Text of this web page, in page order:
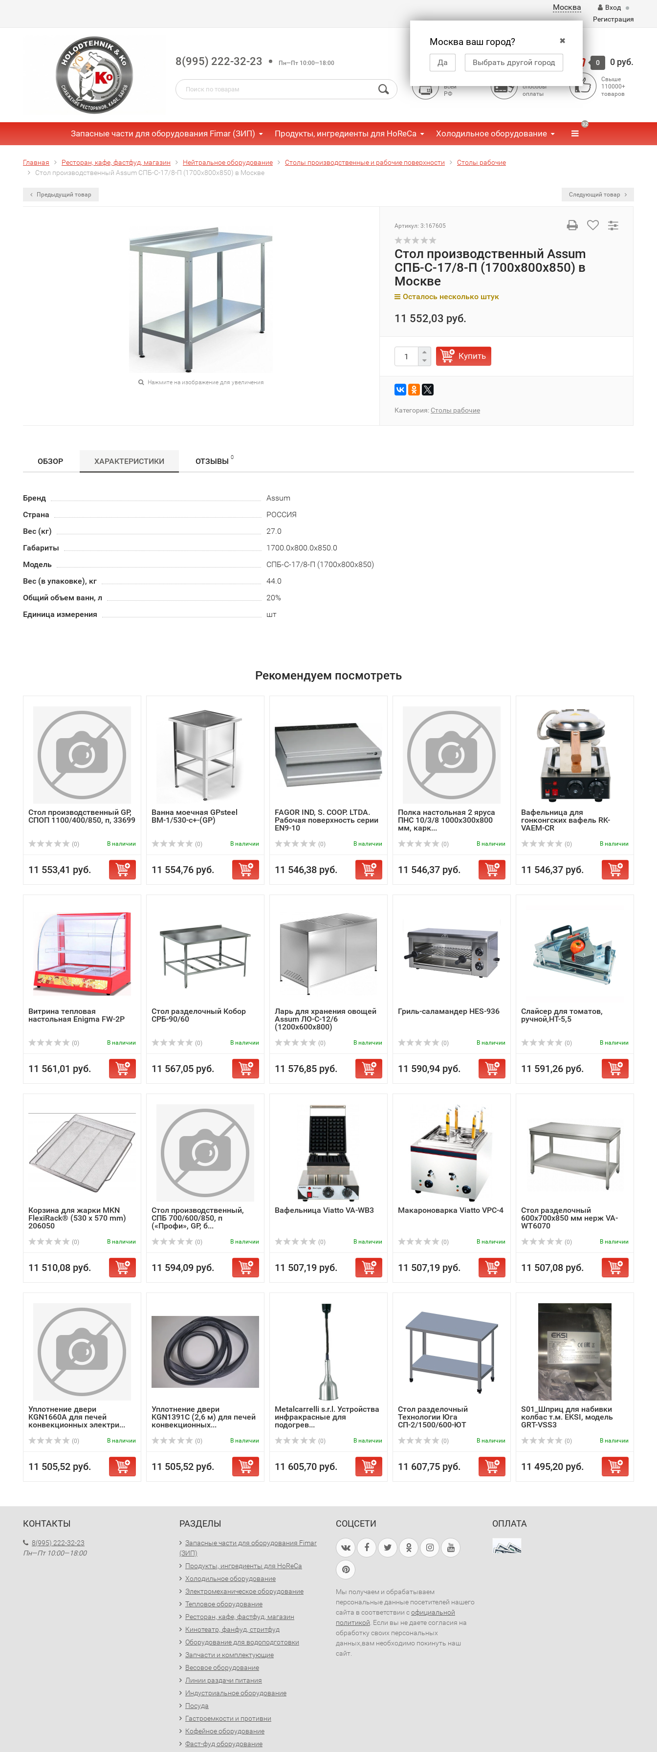
Москва
✖
Москва ваш город?
Да Выбрать другой город
Вход
Регистрация
8(995) 222-32-23 Пн—Пт 10:00—18:00 Корзина 0 0 руб.
всей
РФ
способы
оплаты
Свыше
110000+
товаров
Запасные части для оборудования Fimar (ЗИП) Продукты, ингредиенты для HoReCa Холодильное оборудование
32
Главная Ресторан, кафе, фастфуд, магазин Нейтральное оборудование Столы производственные и рабочие поверхности
Столы рабочие
Стол производственный Assum СПБ-С-17/8-П (1700х800х850) в Москве
Предыдущий товар Следующий товар
Нажмите на изображение для увеличения
Артикул: 3:167605
Стол производственный Assum
СПБ-С-17/8-П (1700х800х850) в
Москве
Осталось несколько штук
11 552,03 руб.
Купить
Категория: Столы рабочие
ОБЗОР ХАРАКТЕРИСТИКИ ОТЗЫВЫ 0
Бренд
Assum
Страна
РОССИЯ
Вес (кг)
27.0
Габариты
1700.0x800.0x850.0
Модель
СПБ-С-17/8-П (1700х800х850)
Вес (в упаковке), кг
44.0
Общий объем ванн, л
20%
Единица измерения
шт
Рекомендуем посмотреть
Стол производственный GP,
СПОП 1100/400/850, п, 33699
(0) В наличии
11 553,41 руб.
Ванна моечная GPsteel
ВМ-1/530-с+-(GP)
(0) В наличии
11 554,76 руб.
FAGOR IND, S. COOP. LTDA.
Рабочая поверхность серии
EN9-10
(0) В наличии
11 546,38 руб.
Полка настольная 2 яруса
ПНС 10/3/8 1000х300х800
мм, карк...
(0) В наличии
11 546,37 руб.
Вафельница для
гонконгских вафель RK-
VAEM-CR
(0) В наличии
11 546,37 руб.
Витрина тепловая
настольная Enigma FW-2P
(0) В наличии
11 561,01 руб.
Стол разделочный Кобор
СРБ-90/60
(0) В наличии
11 567,05 руб.
Ларь для хранения овощей
Assum ЛО-С-12/6
(1200х600х800)
(0) В наличии
11 576,85 руб.
Гриль-саламандер HES-936
(0) В наличии
11 590,94 руб.
Слайсер для томатов,
ручной,HT-5,5
(0) В наличии
11 591,26 руб.
Корзина для жарки MKN
FlexiRack® (530 x 570 mm)
206050
(0) В наличии
11 510,08 руб.
Стол производственный,
СПБ 700/600/850, п
(«Профи», GP, б...
(0) В наличии
11 594,09 руб.
Вафельница Viatto VA-WB3
(0) В наличии
11 507,19 руб.
Макароноварка Viatto VPC-4
(0) В наличии
11 507,19 руб.
Стол разделочный
600x700x850 мм нерж VA-
WT6070
(0) В наличии
11 507,08 руб.
Уплотнение двери
KGN1660A для печей
конвекционных электри...
(0) В наличии
11 505,52 руб.
Уплотнение двери
KGN1391C (2,6 м) для печей
конвекционных...
(0) В наличии
11 505,52 руб.
Metalcarrelli s.r.l. Устройства
инфракрасные для
подогрев...
(0) В наличии
11 605,70 руб.
Стол разделочный
Технологии Юга
СП-2/1500/600-ЮТ
(0) В наличии
11 607,75 руб.
S01_Шприц для набивки
колбас т.м. EKSI, модель
GRT-VSS3
(0) В наличии
11 495,20 руб.
КОНТАКТЫ
8(995) 222-32-23
Пн—Пт 10:00—18:00
РАЗДЕЛЫ
Запасные части для оборудования Fimar
(ЗИП)
Продукты, ингредиенты для HoReCa
Холодильное оборудование
Электромеханическое оборудование
Тепловое оборудование
Ресторан, кафе, фастфуд, магазин
Кинотеатр, фанфуд, стритфуд
Оборудование для водоподготовки
Запчасти и комплектующие
Весовое оборудование
Линии раздачи питания
Индустриальное оборудование
Посуда
Гастроемкости и противни
Кофейное оборудование
Фаст-фуд оборудование
СОЦСЕТИ
Мы получаем и обрабатываем
персональные данные посетителей нашего
сайта в соответствии софициальной
политикой . Если вы не даете согласия на
обработку своих персональных
данных,вам необходимо покинуть наш
сайт.
ОПЛАТА